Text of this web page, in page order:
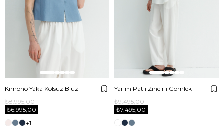
Kimono Yaka Kolsuz Bluz
₺6.995,00
₺8.995,00
+1
Yarım Patlı Zincirli Gömlek
₺7.495,00
₺9.495,00